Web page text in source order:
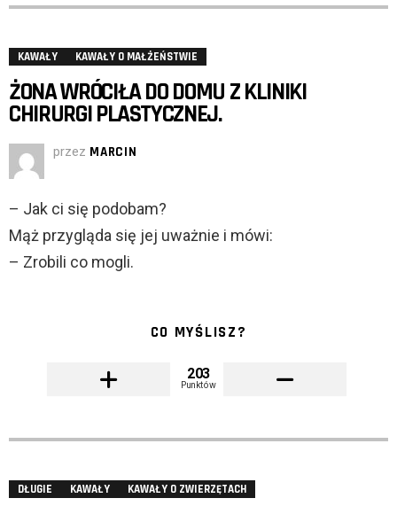
KAWAŁY KAWAŁY O MAŁŻEŃSTWIE
ŻONA WRÓCIŁA DO DOMU Z KLINIKI
CHIRURGI PLASTYCZNEJ.
przez MARCIN
– Jak ci się podobam?
Mąż przygląda się jej uważnie i mówi:
– Zrobili co mogli.
CO MYŚLISZ?
203
Punktów
DŁUGIE KAWAŁY KAWAŁY O ZWIERZĘTACH